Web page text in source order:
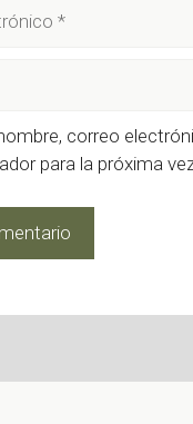
correo
para la próxima